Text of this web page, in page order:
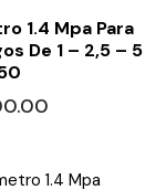
1.4 Mpa Para
De 1 – 2,5 – 5